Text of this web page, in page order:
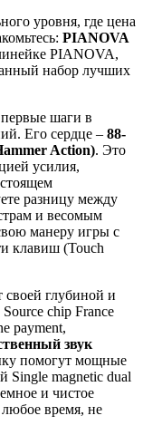
уровня, где цена
PIANOVA
PIANOVA,
набор лучших
первые шаги в
Его сердце – 88-
Action). Это
усилия,
разницу между
и весомым
манеру игры с
клавиш (Touch
глубиной и
chip France
payment,
звук
помогут мощные
Single magnetic dual
и чистое
время, не